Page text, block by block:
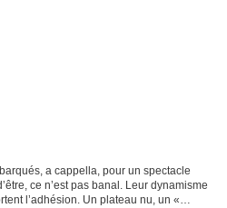
a cappella, pour un spectacle
ce n’est pas banal. Leur dynamisme
l’adhésion. Un plateau nu, un «